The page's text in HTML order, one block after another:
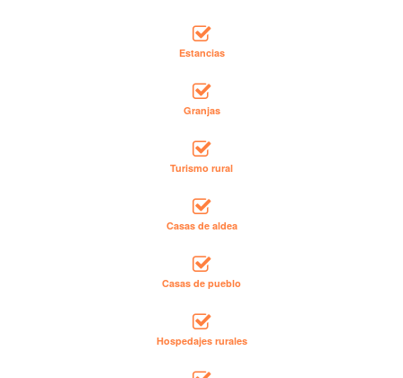
Estancias
Granjas
Turismo rural
Casas de aldea
Casas de pueblo
Hospedajes rurales